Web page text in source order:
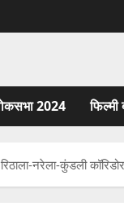
2024 फिल्मी
नरेला-कुंडली